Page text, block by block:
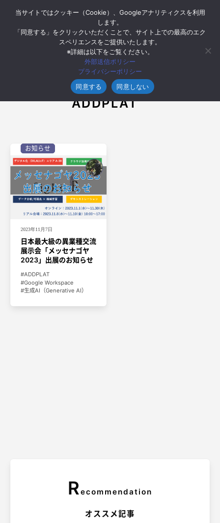
Tag
ADDPLAT
お知らせ
2023年11月7日
日本最大級の異業種交流
展示会「メッセナゴヤ
2023」出展のお知らせ
ADDPLAT
Google Workspace
生成AI（Generative AI）
R ecommendation
オススメ記事
当サイトではクッキー（Cookie）、Googleアナリティクスを利用
します。
「同意する」をクリックいただくことで、サイト上での最高のエク
スペリエンスをご提供いたします。
※詳細は以下をご覧ください。
外部送信ポリシー
プライバシーポリシー
同意する
同意しない